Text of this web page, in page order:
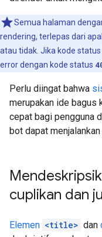
Semua halaman
rendering, terlepas dari
atau tidak. Jika kode status
error dengan kode status
Perlu diingat bahwa
merupakan ide bagus
cepat bagi pengguna
bot dapat
cuplikan dan
Elemen <title> dan